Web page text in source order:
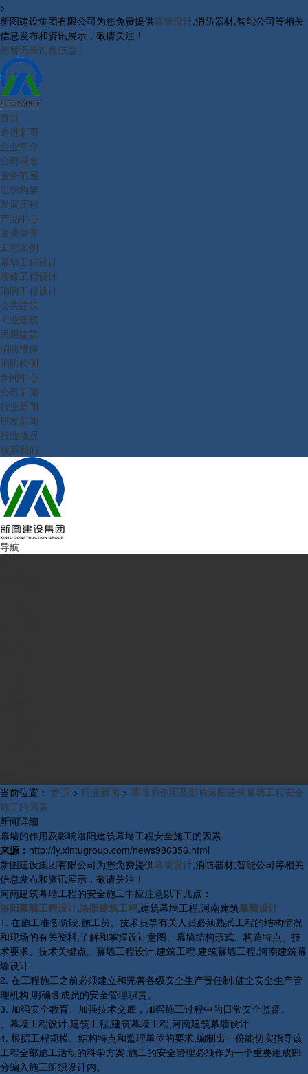
>
新图建设集团有限公司为您免费提供幕墙设计,消防器材,智能公司等相关
信息发布和资讯展示，敬请关注！
您暂无新询盘信息！
首页
走进新图
企业简介
公司理念
业务范围
组织构架
发展历程
产品中心
资质荣誉
工程案例
幕墙工程设计
装修工程设计
消防工程设计
公共建筑
工业建筑
民用建筑
消防维保
消防检测
新闻中心
公司新闻
行业新闻
研发新闻
行业概况
联系我们
导航
当前位置： 首页 > 行业新闻 > 幕墙的作用及影响洛阳建筑幕墙工程安全
施工的因素
新闻详细
幕墙的作用及影响洛阳建筑幕墙工程安全施工的因素
来源： http://ly.xintugroup.com/news986356.html
新图建设集团有限公司为您免费提供幕墙设计,消防器材,智能公司等相关
信息发布和资讯展示，敬请关注！
河南建筑幕墙工程的安全施工中应注意以下几点：
洛阳幕墙工程设计,洛阳建筑工程,建筑幕墙工程,河南建筑幕墙设计
1. 在施工准备阶段,施工员、技术员等有关人员必须熟悉工程的结构情况
和现场的有关资料,了解和掌握设计意图、幕墙结构形式、构造特点、技
术要求、技术关键点。幕墙工程设计,建筑工程,建筑幕墙工程,河南建筑幕
墙设计
2. 在工程施工之前必须建立和完善各级安全生产责任制,健全安全生产管
理机构,明确各成员的安全管理职责。
3. 加强安全教育、加强技术交底，加强施工过程中的日常安全监督。
、幕墙工程设计,建筑工程,建筑幕墙工程,河南建筑幕墙设计
4. 根据工程规模、结构特点和监理单位的要求,编制出一份能切实指导该
工程全部施工活动的科学方案,施工的安全管理必须作为一个重要组成部
分编入施工组织设计内。